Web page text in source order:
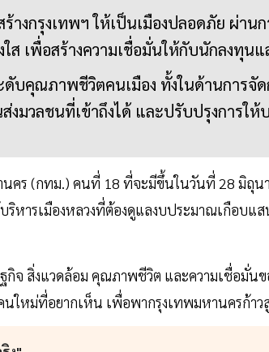
ร้างกรุงเทพฯ ให้เป็นเมืองปลอดภัย ผ่าน
ใส เพื่อสร้างความเชื่อมั่นให้กับนักลงทุน
ดับคุณภาพชีวิตคนเมือง ทั้งในด้านการ
งมวลชนที่เข้าถึงได้ และปรับปรุงการให้
นคร (กทม.) คนที่ 18 ที่จะมีขึ้นในวันที่ 28 มิถุน
ริหารเมืองหลวงที่ต้องดูแลงบประมาณเกือบ
กิจ สิ่งแวดล้อม คุณภาพชีวิต และความเชื่อมั่น
ใหม่ที่อยากเห็น เพื่อพากรุงเทพมหานครก้าว